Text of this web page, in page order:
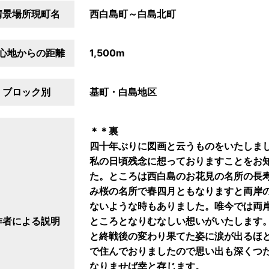
景場所現町名 西白島町～白島北町
地からの距離 1,500m
ブロック別 基町・白島地区
者による説明
＊＊裏
四十年ぶりに図画と云うものをいたし
私の日頃残念に想っておりますことをお
た。ところは西白島のお花見の名所の長
み桜の名所で春四月ともなりますと両岸
ないような時もありました。唯今では両
ところとなりむなしい想いがいたしま
と終戦後の変わり果てた姿に涙が出る
で住んでおりましたので思い出も深くつ
なりませば幸と存じます。